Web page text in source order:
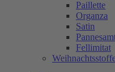
Paillette
Organza
Satin
Fellimitat